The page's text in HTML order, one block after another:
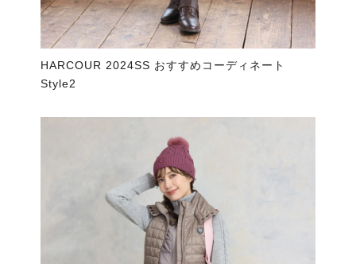
HARCOUR 2024SS おすすめコーディネート
Style2